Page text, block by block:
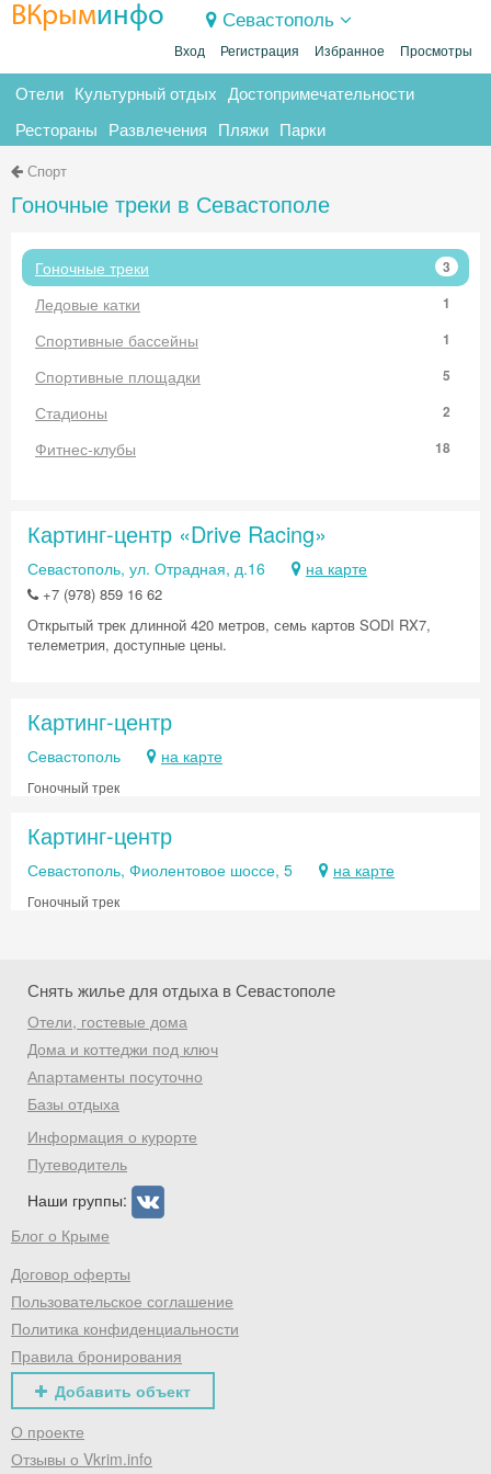
ВКрыминфо Севастополь
Вход Регистрация Избранное Просмотры
Отели Культурный отдых Достопримечательности
Рестораны Развлечения Пляжи Парки
Спорт
Гоночные треки в Севастополе
Гоночные треки 3
Ледовые катки 1
Спортивные бассейны 1
Спортивные площадки 5
Стадионы 2
Фитнес-клубы 18
Картинг-центр «Drive Racing»
Севастополь, ул. Отрадная, д.16 на карте
+7 (978) 859 16 62
Открытый трек длинной 420 метров, семь картов SODI RX7,
телеметрия, доступные цены.
Картинг-центр
Севастополь на карте
Гоночный трек
Картинг-центр
Севастополь, Фиолентовое шоссе, 5 на карте
Гоночный трек
Снять жилье для отдыха в Севастополе
Отели, гостевые дома
Дома и коттеджи под ключ
Апартаменты посуточно
Базы отдыха
Информация о курорте
Путеводитель
Наши группы:
Блог о Крыме
Договор оферты
Пользовательское соглашение
Политика конфиденциальности
Правила бронирования
Добавить объект
О проекте
Отзывы о Vkrim.info
Скидка −5%
Хочешь дешевле? Оставь почту и получи
промокод на первое бронирование!